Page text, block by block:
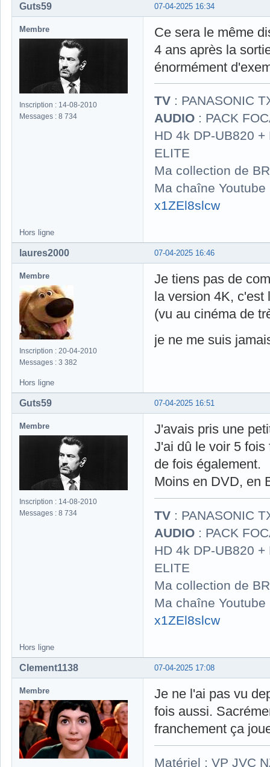
07-04-2025 16:34
Guts59
Membre
Inscription : 14-08-2010
Messages : 8 734
Ce sera le même
4 ans après la
énormément
TV : PANASONIC
AUDIO : PACK
HD 4k DP-UB820
ELITE
Ma collection de
Ma chaîne
x1ZEl8slcw
Hors ligne
07-04-2025 16:46
laures2000
Membre
Inscription : 20-04-2010
Messages : 3 382
Je tiens pas de
la version 4K,
(vu au cinéma de
je ne me suis
Hors ligne
07-04-2025 16:51
Guts59
Membre
Inscription : 14-08-2010
Messages : 8 734
J'avais pris une
J'ai dû le voir 5
de fois également.
Moins en DVD, en
TV : PANASONIC
AUDIO : PACK
HD 4k DP-UB820
ELITE
Ma collection de
Ma chaîne
x1ZEl8slcw
Hors ligne
07-04-2025 17:08
Clement1138
Membre
Je ne l'ai pas vu
fois aussi.
franchement ça
Matériel : VP JVC